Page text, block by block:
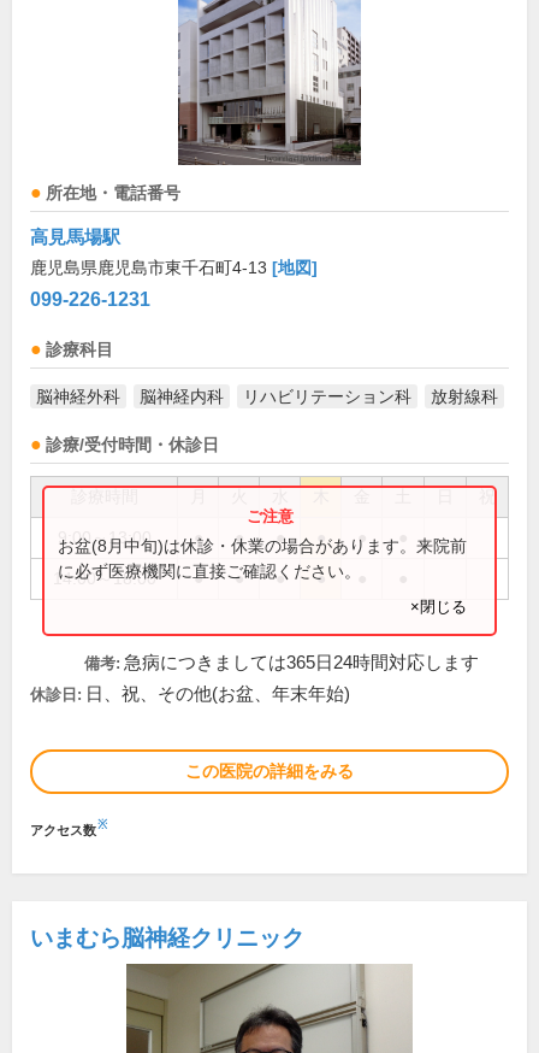
所在地・電話番号
高見馬場駅
鹿児島県鹿児島市東千石町4-13 [地図]
099-226-1231
診療科目
脳神経外科 脳神経内科 リハビリテーション科 放射線科
診療/受付時間・休診日
祝
9:00～13:00 ● ● ● ● ●
14:00～18:00 ● ● ● ●
お盆(8月中旬)は休診・休業の場合があります。来院前
に必ず医療機関に直接ご確認ください。
×閉じる
備考: 急病につきましては365日24時間対応します
休診日: 日、祝、その他(お盆、年末年始)
この医院の詳細をみる
アクセス数※
いまむら脳神経クリニック